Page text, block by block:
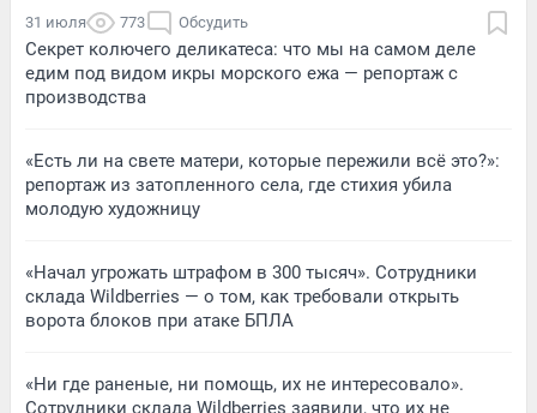
31 июля 773 Обсудить
Секрет колючего деликатеса: что мы на самом деле
едим под видом икры морского ежа — репортаж с
производства
«Есть ли на свете матери, которые пережили всё это?»:
репортаж из затопленного села, где стихия убила
молодую художницу
«Начал угрожать штрафом в 300 тысяч». Сотрудники
склада Wildberries — о том, как требовали открыть
ворота блоков при атаке БПЛА
«Ни где раненые, ни помощь, их не интересовало».